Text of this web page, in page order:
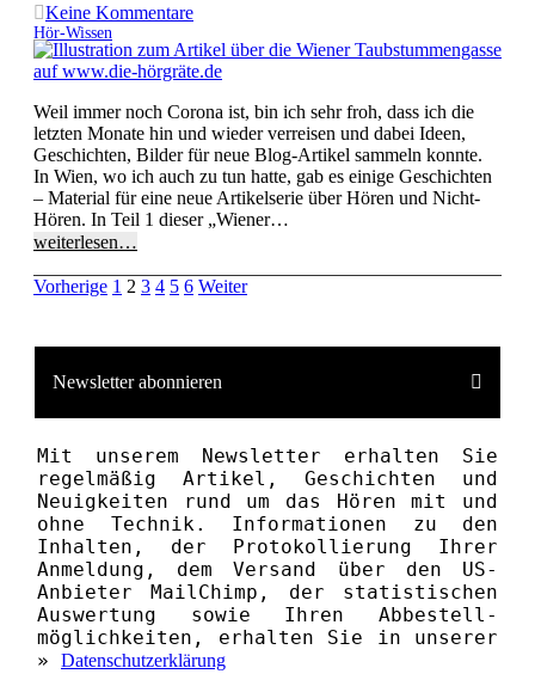
Keine Kommentare
Hör-Wissen
Weil immer noch Corona ist, bin ich sehr froh, dass ich die
letzten Monate hin und wieder verreisen und dabei Ideen,
Geschichten, Bilder für neue Blog-Artikel sammeln konnte.
In Wien, wo ich auch zu tun hatte, gab es einige Geschichten
– Material für eine neue Artikelserie über Hören und Nicht-
Hören. In Teil 1 dieser „Wiener…
weiterlesen…
Vorherige 1 2 3 4 5 6 Weiter
Newsletter abonnieren
Mit unserem News­letter erhalten Sie
regelmäßig Artikel, Geschichten und
Neuigkeiten rund um das Hören mit und
ohne Technik. Informationen zu den
Inhalten, der Proto­kollierung Ihrer
Anmeldung, dem Versand über den US-
Anbieter MailChimp, der statistischen
Aus­wertung sowie Ihren Ab­bestell­­
möglichkeiten, erhalten Sie in unserer
» Datenschutzerklärung